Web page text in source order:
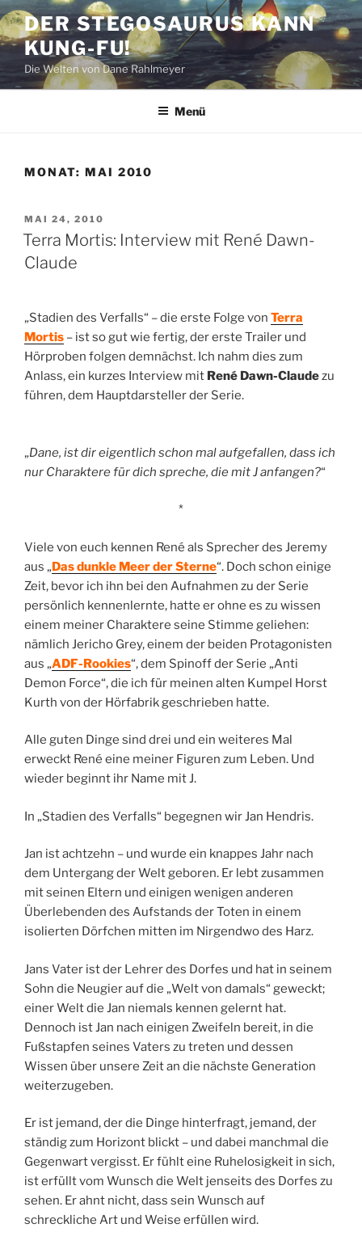
Zum
Inhalt
springen
DER STEGOSAURUS KANN
KUNG-FU!
Die Welten von Dane Rahlmeyer
Menü
MONAT: MAI 2010
VERÖFFENTLICHT
AM
MAI 24, 2010
Terra Mortis: Interview mit René Dawn-
Claude
„Stadien des Verfalls“ – die erste Folge von Terra
Mortis – ist so gut wie fertig, der erste Trailer und
Hörproben folgen demnächst. Ich nahm dies zum
Anlass, ein kurzes Interview mit René Dawn-Claudezu
führen, dem Hauptdarsteller der Serie.
„Dane, ist dir eigentlich schon mal aufgefallen, dass ich
nur Charaktere für dich spreche, die mit J anfangen?“
*
Viele von euch kennen René als Sprecher des Jeremy
aus „Das dunkle Meer der Sterne“. Doch schon einige
Zeit, bevor ich ihn bei den Aufnahmen zu der Serie
persönlich kennenlernte, hatte er ohne es zu wissen
einem meiner Charaktere seine Stimme geliehen:
nämlich Jericho Grey, einem der beiden Protagonisten
aus „ADF-Rookies“, dem Spinoff der Serie „Anti
Demon Force“, die ich für meinen alten Kumpel Horst
Kurth von der Hörfabrik geschrieben hatte.
Alle guten Dinge sind drei und ein weiteres Mal
erweckt René eine meiner Figuren zum Leben. Und
wieder beginnt ihr Name mit J.
In „Stadien des Verfalls“ begegnen wir Jan Hendris.
Jan ist achtzehn – und wurde ein knappes Jahr nach
dem Untergang der Welt geboren. Er lebt zusammen
mit seinen Eltern und einigen wenigen anderen
Überlebenden des Aufstands der Toten in einem
isolierten Dörfchen mitten im Nirgendwo des Harz.
Jans Vater ist der Lehrer des Dorfes und hat in seinem
Sohn die Neugier auf die „Welt von damals“ geweckt;
einer Welt die Jan niemals kennen gelernt hat.
Dennoch ist Jan nach einigen Zweifeln bereit, in die
Fußstapfen seines Vaters zu treten und dessen
Wissen über unsere Zeit an die nächste Generation
weiterzugeben.
Er ist jemand, der die Dinge hinterfragt, jemand, der
ständig zum Horizont blickt – und dabei manchmal die
Gegenwart vergisst. Er fühlt eine Ruhelosigkeit in sich,
ist erfüllt vom Wunsch die Welt jenseits des Dorfes zu
sehen. Er ahnt nicht, dass sein Wunsch auf
schreckliche Art und Weise erfüllen wird.